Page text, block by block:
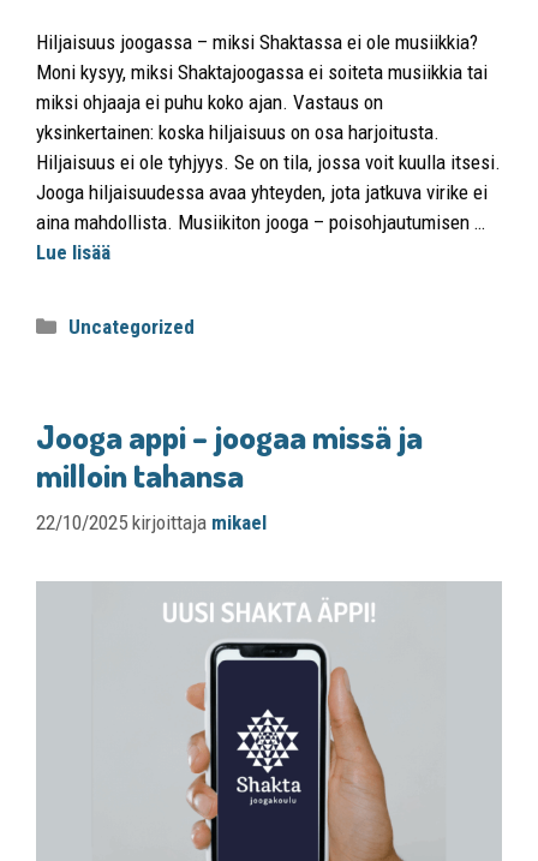
Hiljaisuus joogassa – miksi Shaktassa ei ole musiikkia?
Moni kysyy, miksi Shaktajoogassa ei soiteta musiikkia tai
miksi ohjaaja ei puhu koko ajan. Vastaus on
yksinkertainen: koska hiljaisuus on osa harjoitusta.
Hiljaisuus ei ole tyhjyys. Se on tila, jossa voit kuulla itsesi.
Jooga hiljaisuudessa avaa yhteyden, jota jatkuva virike ei
aina mahdollista. Musiikiton jooga – poisohjautumisen …
Lue lisää
Uncategorized
Jooga appi – joogaa missä ja
milloin tahansa
22/10/2025 kirjoittaja mikael